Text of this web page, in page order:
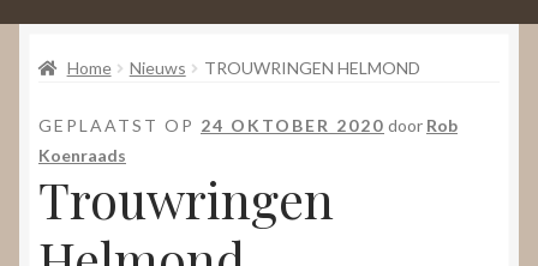
Home
Over
Contact
Home Nieuws TROUWRINGEN HELMOND
GEPLAATST OP 24 OKTOBER 2020 door Rob
Koenraads
Trouwringen